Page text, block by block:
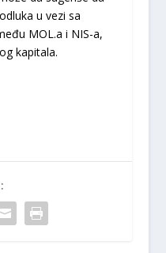
u vezi sa
MOL.a i NIS-a,
kapitala.